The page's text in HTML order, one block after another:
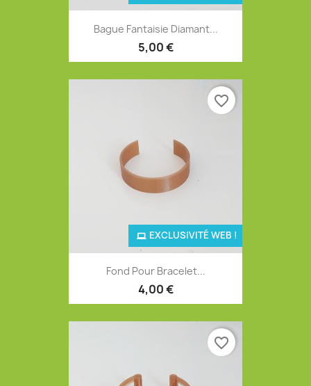
Bague Fantaisie Diamant...
5,00 €
Fond Pour Bracelet...
4,00 €
EXCLUSIVITÉ WEB !
favorite_border
favorite_border